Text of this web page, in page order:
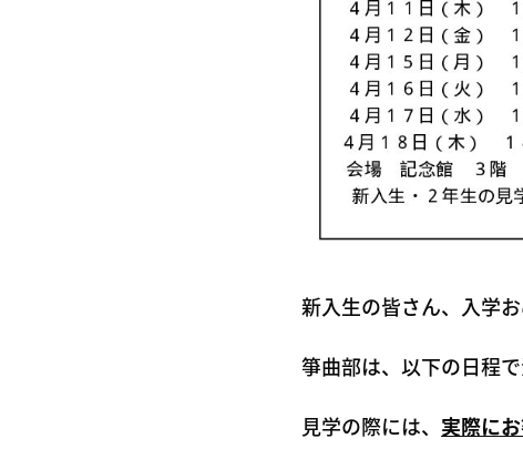
新入生の皆さん、入学
箏曲部は、以下の日程
見学の際には、 実際に